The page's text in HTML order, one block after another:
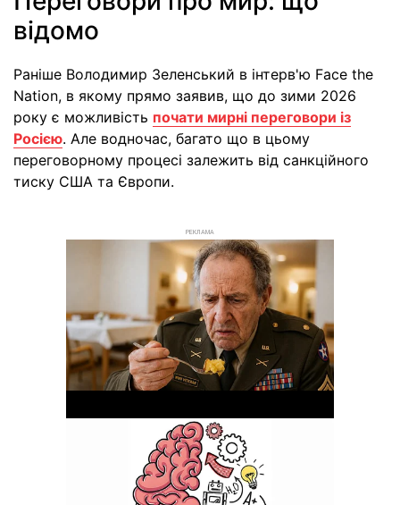
відомо
Раніше Володимир Зеленський в інтерв'ю Face the
Nation, в якому прямо заявив, що до зими 2026
року є можливість почати мирні переговори із
Росією. Але водночас, багато що в цьому
переговорному процесі залежить від санкційного
тиску США та Європи.
РЕКЛАМА